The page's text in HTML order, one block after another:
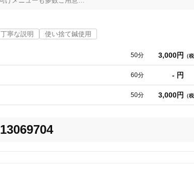
丁寧な説明 使い捨て鍼使用
50分 3,000円 （
60分 - 円
50分 3,000円 （